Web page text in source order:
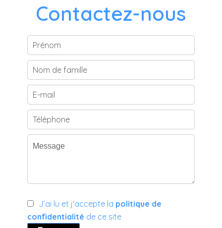
Contactez-nous
J’ai lu et j'accepte la politique de
confidentialité de ce site